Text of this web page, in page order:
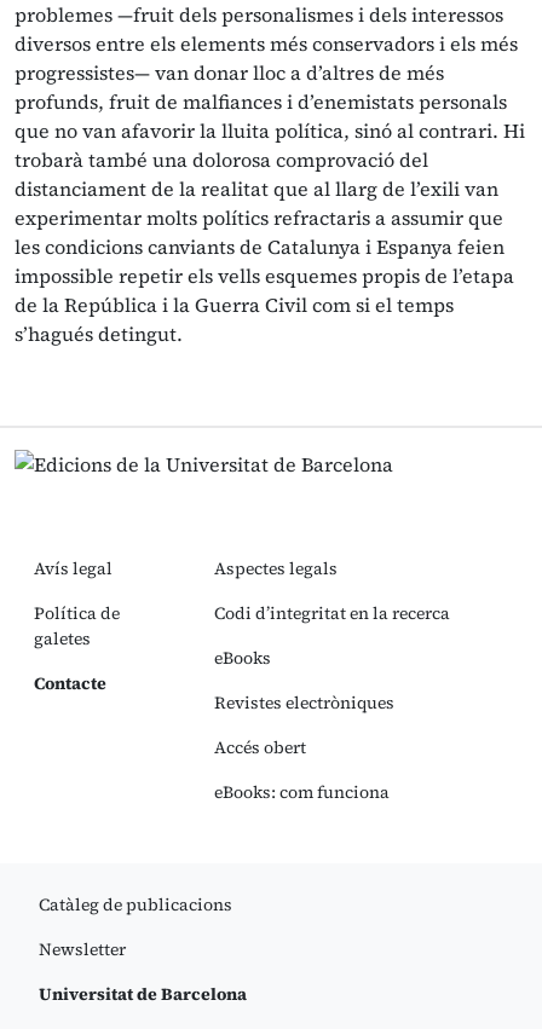
problemes —fruit dels personalismes i dels interessos
diversos entre els elements més conservadors i els més
progressistes— van donar lloc a d’altres de més
profunds, fruit de malfiances i d’enemistats personals
que no van afavorir la lluita política, sinó al contrari. Hi
trobarà també una dolorosa comprovació del
distanciament de la realitat que al llarg de l’exili van
experimentar molts polítics refractaris a assumir que
les condicions canviants de Catalunya i Espanya feien
impossible repetir els vells esquemes propis de l’etapa
de la República i la Guerra Civil com si el temps
s’hagués detingut.
Avís legal
Política de
galetes
Contacte
Aspectes legals
Codi d’integritat en la recerca
eBooks
Revistes electròniques
Accés obert
eBooks: com funciona
Catàleg de publicacions
Newsletter
Universitat de Barcelona